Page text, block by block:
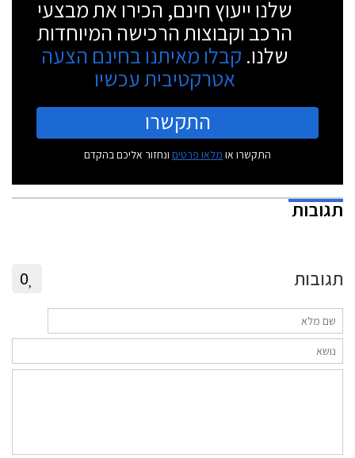
שלנו ייעוץ חינם, הכירו את מבצעי
הרכב וקבוצות הרכישה המיוחדות
שלנו. קבלו מאיתנו בחינם הצעה
אטרקטיבית עכשיו
התקשרו
התקשרו או מלאו פרטים ונחזור אליכם בהקדם
תגובות
תגובות 0